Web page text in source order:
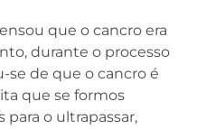
que o cancro era
durante o processo
de que o cancro é
que se formos
o ultrapassar,